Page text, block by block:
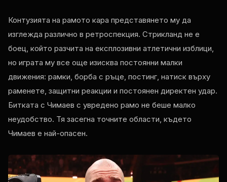
Контузията на рамото кара представянето му да
изглежда различно в ретроспекция. Стрикланд не е
боец, който разчита на експлозивни атлетични изблици,
но играта му все още изисква постоянни малки
движения: рамки, борба с ръце, постинг, натиск върху
раменете, защитни реакции и постоянен директен удар.
Битката с Чимаев с увредено рамо не беше малко
неудобство. Тя засегна точните области, където
Чимаев е най-опасен.